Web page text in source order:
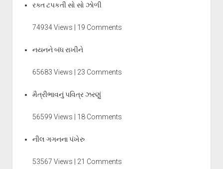
રક્ત ટપકતી સો સો ઝોળી
74934 Views | 19 Comments
નયનને બંધ રાખીને
65683 Views | 23 Comments
મૈત્રીભાવનું પવિત્ર ઝરણું
56599 Views | 18 Comments
નીલ ગગનના પંખેરુ
53567 Views | 21 Comments